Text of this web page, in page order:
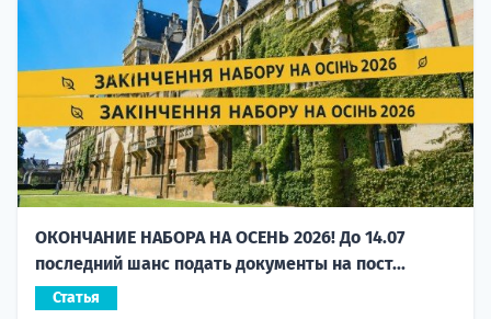
ОКОНЧАНИЕ НАБОРА НА ОСЕНЬ 2026! До 14.07
последний шанс подать документы на пост...
Статья